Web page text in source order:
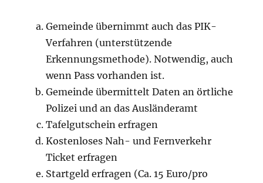
Gemeinde übernimmt auch das PIK-
Verfahren (unterstützende
Erkennungsmethode). Notwendig, auch
wenn Pass vorhanden ist.
Gemeinde übermittelt Daten an örtliche
Polizei und an das Ausländeramt
Tafelgutschein erfragen
Kostenloses Nah- und Fernverkehr
Ticket erfragen
Startgeld erfragen (Ca. 15 Euro/pro